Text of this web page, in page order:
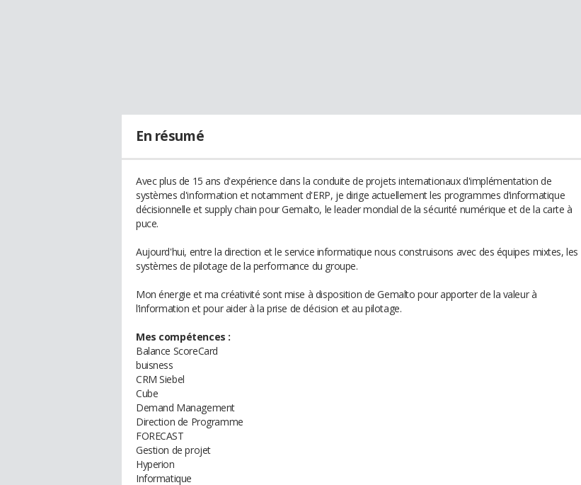
En résumé
Avec plus de 15 ans d'expérience dans la conduite de projets internationaux d'implémentation de
systèmes d'information et notamment d'ERP, je dirige actuellement les programmes d’informatique
décisionnelle et supply chain pour Gemalto, le leader mondial de la sécurité numérique et de la carte à
puce.
Aujourd'hui, entre la direction et le service informatique nous construisons avec des équipes mixtes, les
systèmes de pilotage de la performance du groupe.
Mon énergie et ma créativité sont mise à disposition de Gemalto pour apporter de la valeur à
l’information et pour aider à la prise de décision et au pilotage.
Mes compétences :
Balance ScoreCard
buisness
CRM Siebel
Cube
Demand Management
Direction de Programme
FORECAST
Gestion de projet
Hyperion
Informatique